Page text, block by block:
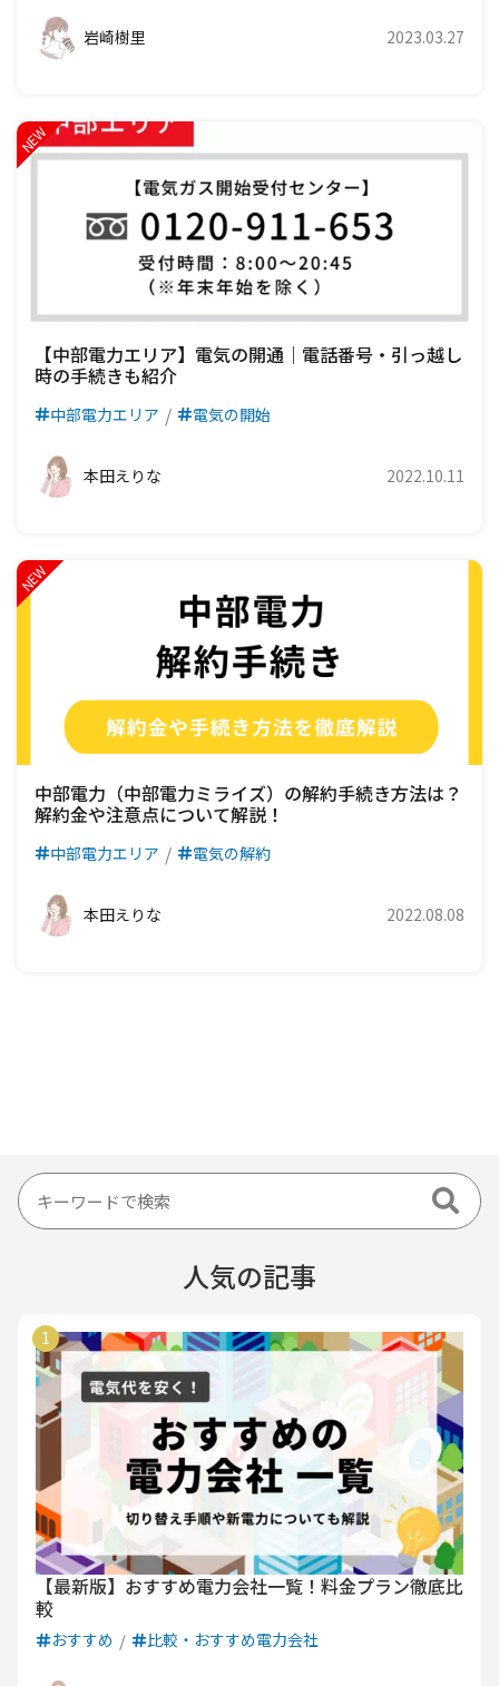
岩崎樹里 2023.03.27
【中部電力エリア】電気の開通｜電話番号・引っ越し
時の手続きも紹介
中部電力エリア 電気の開始
本田えりな 2022.10.11
中部電力（中部電力ミライズ）の解約手続き方法は？
解約金や注意点について解説！
中部電力エリア 電気の解約
本田えりな 2022.08.08
人気の記事
【最新版】おすすめ電力会社一覧！料金プラン徹底比
較
おすすめ 比較・おすすめ電力会社